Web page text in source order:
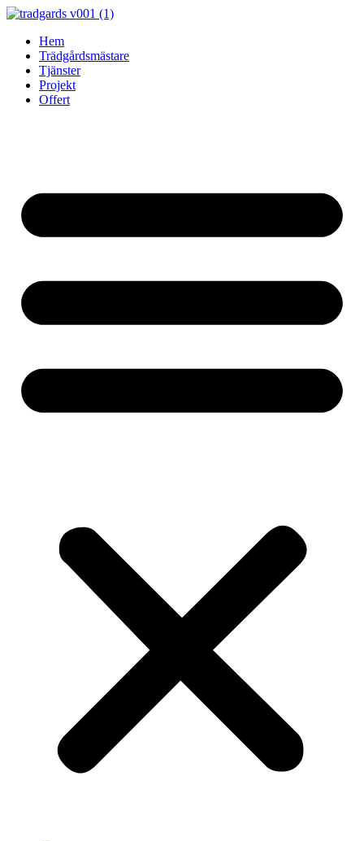
Skip
contentHem
Trädgårdsmästare
Tjänster
Projekt
Offert